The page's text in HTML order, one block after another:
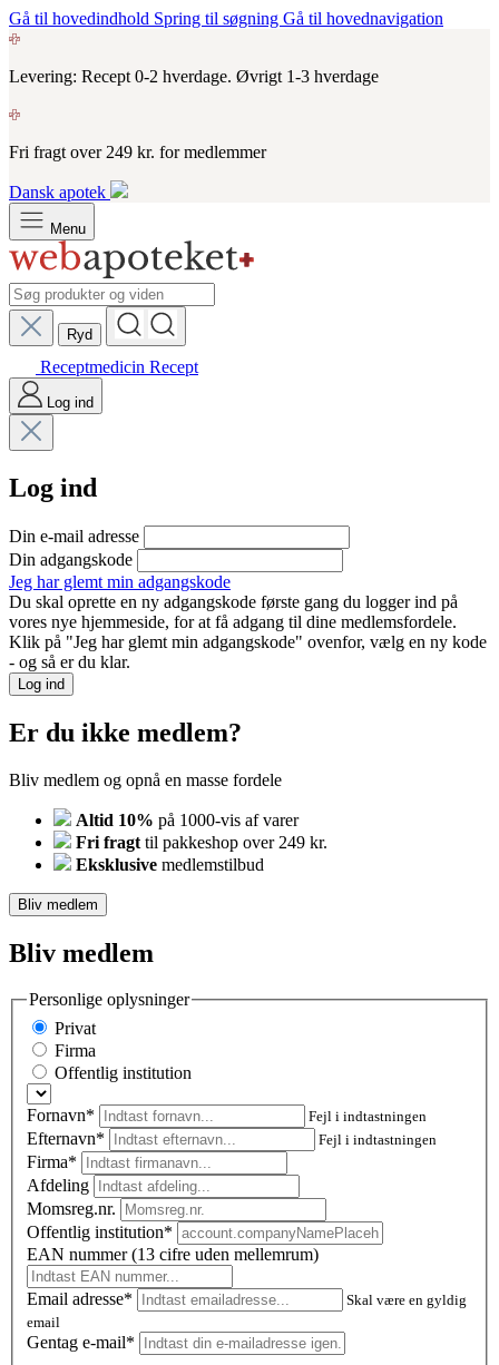
Gå til hovedindhold Spring til søgning Gå til hovednavigation
Levering: Recept 0-2 hverdage. Øvrigt 1-3 hverdage
Fri fragt over 249 kr. for medlemmer
Dansk apotek
Menu
Ryd
Receptmedicin Recept
Log ind
Log ind
Din e-mail adresse
Din adgangskode
Jeg har glemt min adgangskode
Du skal oprette en ny adgangskode første gang du logger ind på
vores nye hjemmeside, for at få adgang til dine medlemsfordele.
Klik på "Jeg har glemt min adgangskode" ovenfor, vælg en ny kode
- og så er du klar.
Log ind
Er du ikke medlem?
Bliv medlem og opnå en masse fordele
Altid 10% på 1000-vis af varer
Fri fragt til pakkeshop over 249 kr.
Eksklusive medlemstilbud
Bliv medlem
Bliv medlem
Personlige oplysninger
Privat
Firma
Offentlig institution
Fornavn* Fejl i indtastningen
Efternavn* Fejl i indtastningen
Firma*
Afdeling
Momsreg.nr.
Offentlig institution*
EAN nummer (13 cifre uden mellemrum)
Email adresse*
Skal være en gyldig
email
Gentag e-mail*